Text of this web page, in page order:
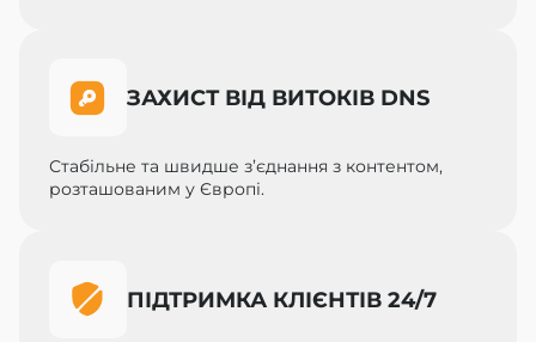
ЗАХИСТ ВІД ВИТОКІВ DNS
Стабільне та швидше з’єднання з контентом,
розташованим у Європі.
ПІДТРИМКА КЛІЄНТІВ 24/7